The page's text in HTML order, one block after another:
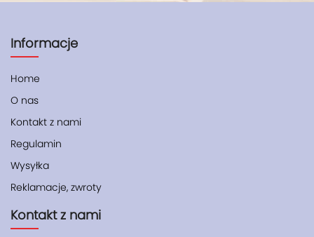
Informacje
Home
O nas
Kontakt z nami
Regulamin
Wysyłka
Reklamacje, zwroty
Kontakt z nami